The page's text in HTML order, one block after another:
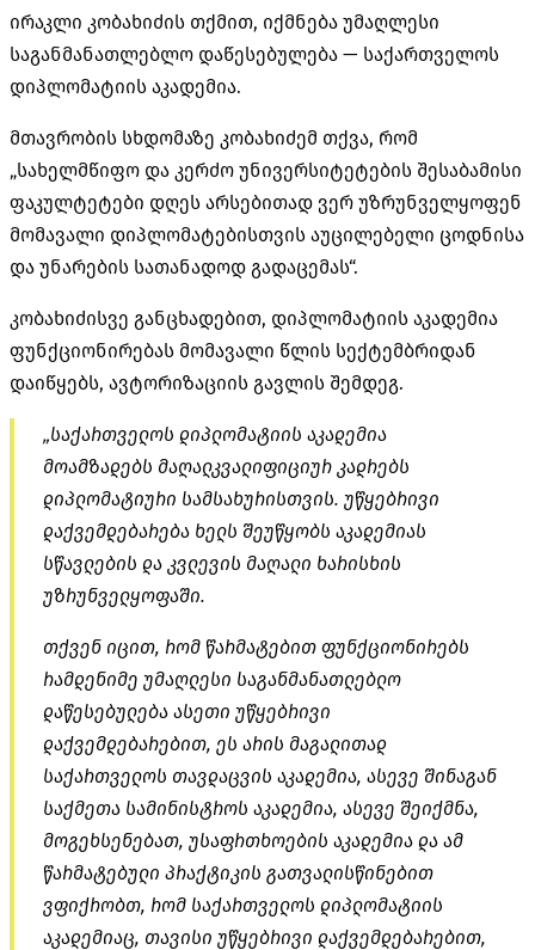
ირაკლი კობახიძის თქმით, იქმნება უმაღლესი
საგანმანათლებლო დაწესებულება — საქართველოს
დიპლომატიის აკადემია.
მთავრობის სხდომაზე კობახიძემ თქვა, რომ
„სახელმწიფო და კერძო უნივერსიტეტების შესაბამისი
ფაკულტეტები დღეს არსებითად ვერ უზრუნველყოფენ
მომავალი დიპლომატებისთვის აუცილებელი ცოდნისა
და უნარების სათანადოდ გადაცემას“.
კობახიძისვე განცხადებით, დიპლომატიის აკადემია
ფუნქციონირებას მომავალი წლის სექტემბრიდან
დაიწყებს, ავტორიზაციის გავლის შემდეგ.
„საქართველოს დიპლომატიის აკადემია
მოამზადებს მაღალკვალიფიციურ კადრებს
დიპლომატიური სამსახურისთვის. უწყებრივი
დაქვემდებარება ხელს შეუწყობს აკადემიას
სწავლების და კვლევის მაღალი ხარისხის
უზრუნველყოფაში.
თქვენ იცით, რომ წარმატებით ფუნქციონირებს
რამდენიმე უმაღლესი საგანმანათლებლო
დაწესებულება ასეთი უწყებრივი
დაქვემდებარებით, ეს არის მაგალითად
საქართველოს თავდაცვის აკადემია, ასევე შინაგან
საქმეთა სამინისტროს აკადემია, ასევე შეიქმნა,
მოგეხსენებათ, უსაფრთხოების აკადემია და ამ
წარმატებული პრაქტიკის გათვალისწინებით
ვფიქრობთ, რომ საქართველოს დიპლომატიის
აკადემიაც, თავისი უწყებრივი დაქვემდებარებით,